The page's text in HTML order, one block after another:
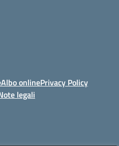
Albo onlinePrivacy Policy
legali